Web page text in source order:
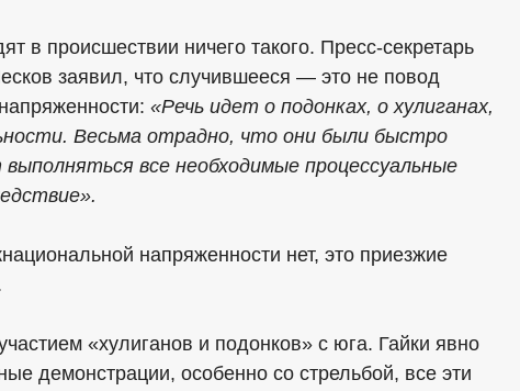
в происшествии ничего такого. Пресс-секретарь
заявил, что случившееся — это не повод
«Речь идет о подонках, о хулиганах,
Весьма отрадно, что они были быстро
все необходимые процессуальные
напряженности нет, это приезжие
«хулиганов и подонков» с юга. Гайки явно
демонстрации, особенно со стрельбой, все эти